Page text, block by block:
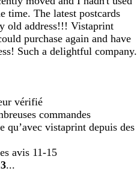
time. The latest postcards
old address!!! Vistaprint
purchase again and have
Such a delightful company.
vérifié
commandes
qu’avec vistaprint depuis des
avis 11-15
Accéder
3